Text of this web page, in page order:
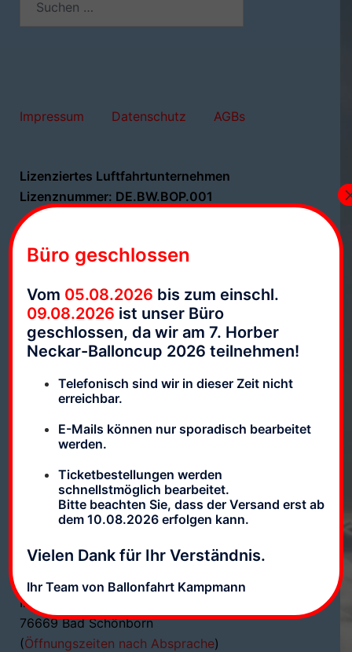
Impressum Datenschutz AGBs
Lizenziertes Luftfahrtunternehmen
Lizenznummer: DE.BW.BOP.001
Ballonfahrten Kampmann
info@ballonfahrten-kampmann.de
Firmen- & Rechnungsanschrift:
Weiherbergstr. 75
76646 Bruchsal
Büro, Beratung, Ticketabholung und Ballonhalle:
In den Erlen 1 – Halle 3
76669 Bad Schönborn
(Öffnungszeiten nach Absprache)
Büro geschlossen
Vom 05.08.2026 bis zum einschl.
09.08.2026 ist unser Büro
geschlossen, da wir am 7. Horber
Neckar-Balloncup 2026 teilnehmen!
Telefonisch sind wir in dieser Zeit nicht
erreichbar.
E-Mails können nur sporadisch bearbeitet
werden.
Ticketbestellungen werden
schnellstmöglich bearbeitet.
Bitte beachten Sie, dass der Versand erst ab
dem 10.08.2026 erfolgen kann.
Vielen Dank für Ihr Verständnis.
Ihr Team von Ballonfahrt Kampmann